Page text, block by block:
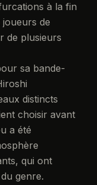
à la fin
de
de plusieurs
sa bande-
distincts
choisir avant
a été
qui ont
genre.